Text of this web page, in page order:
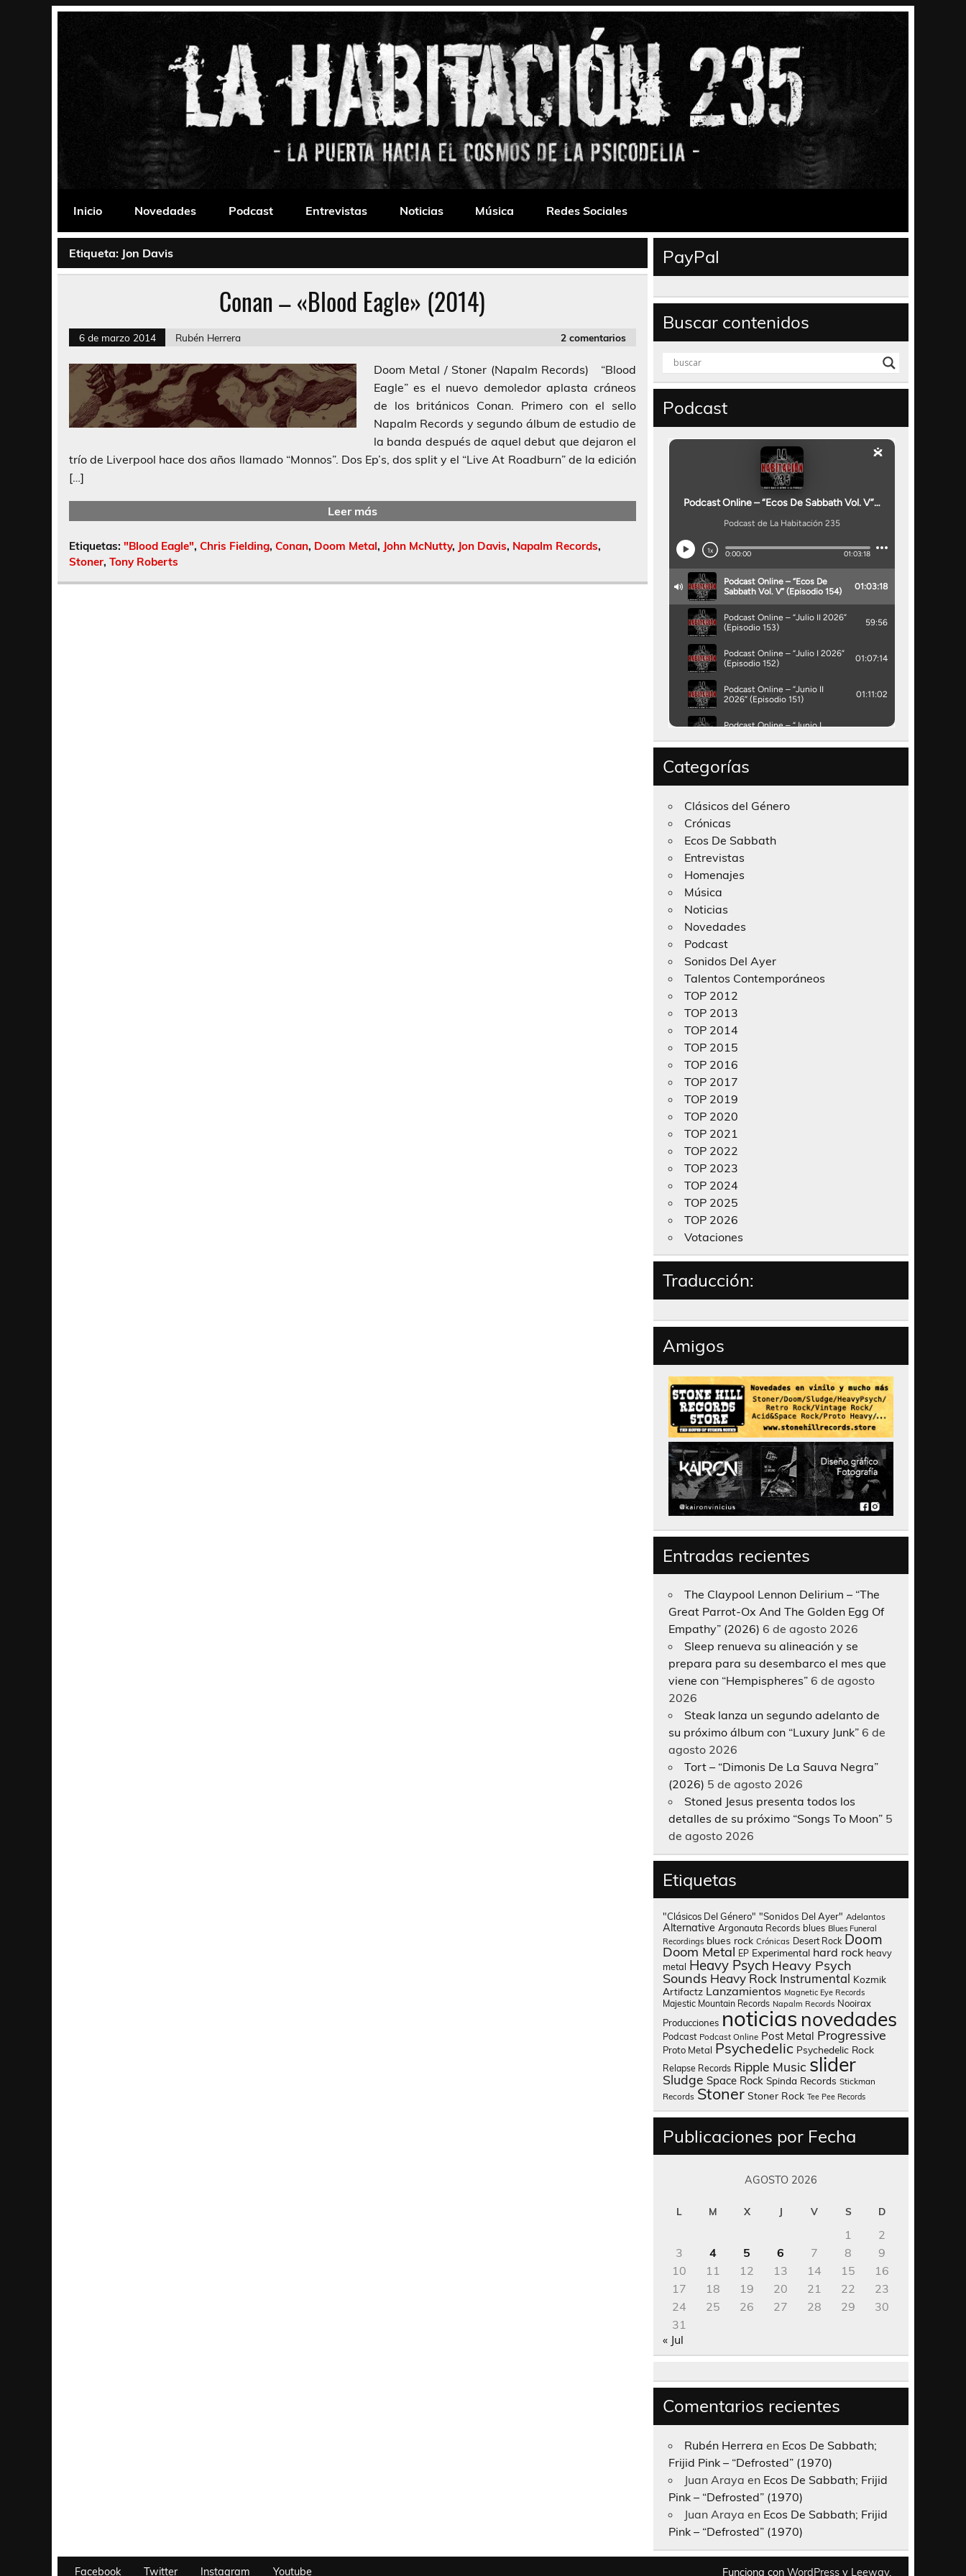
La Habitación 235
Inicio
Novedades Podcast Entrevistas Noticias Música Redes Sociales
Etiqueta: Jon Davis
Conan – «Blood Eagle» (2014)
6 de marzo 2014 Rubén Herrera 2 comentarios
Doom Metal / Stoner (Napalm Records) “Blood
Eagle” es el nuevo demoledor aplasta cráneos
de los británicos Conan. Primero con el sello
Napalm Records y segundo álbum de estudio de
la banda después de aquel debut que dejaron el
trío de Liverpool hace dos años llamado “Monnos”. Dos Ep’s, dos split y el “Live At Roadburn” de la edición
[…]
Leer más
Etiquetas: "Blood Eagle", Chris Fielding, Conan, Doom Metal, John McNutty, Jon Davis, Napalm Records,
Stoner, Tony Roberts
PayPal
Buscar contenidos
Podcast
Categorías
Clásicos del Género
Crónicas
Ecos De Sabbath
Entrevistas
Homenajes
Música
Noticias
Novedades
Podcast
Sonidos Del Ayer
Talentos Contemporáneos
TOP 2012
TOP 2013
TOP 2014
TOP 2015
TOP 2016
TOP 2017
TOP 2019
TOP 2020
TOP 2021
TOP 2022
TOP 2023
TOP 2024
TOP 2025
TOP 2026
Votaciones
Traducción:
Amigos
Entradas recientes
The Claypool Lennon Delirium – “The
Great Parrot-Ox And The Golden Egg Of
Empathy” (2026) 6 de agosto 2026
Sleep renueva su alineación y se
prepara para su desembarco el mes que
viene con “Hempispheres” 6 de agosto
2026
Steak lanza un segundo adelanto de
su próximo álbum con “Luxury Junk” 6 de
agosto 2026
Tort – “Dimonis De La Sauva Negra”
(2026) 5 de agosto 2026
Stoned Jesus presenta todos los
detalles de su próximo “Songs To Moon” 5
de agosto 2026
Etiquetas
"Clásicos Del Género" "Sonidos Del Ayer" Adelantos
Alternative Argonauta Records blues Blues Funeral
Recordings blues rock Crónicas Desert Rock Doom
Doom Metal EP Experimental hard rock heavy
metal Heavy Psych Heavy Psych
Sounds Heavy Rock Instrumental Kozmik
Artifactz Lanzamientos Magnetic Eye Records
Majestic Mountain Records Napalm Records Nooirax
Producciones noticias novedades
Podcast Podcast Online Post Metal Progressive
Proto Metal Psychedelic Psychedelic Rock
Relapse Records Ripple Music slider
Sludge Space Rock Spinda Records Stickman
Records Stoner Stoner Rock Tee Pee Records
Publicaciones por Fecha
AGOSTO 2026
L M X J V S D
1
2
3
4 5 6 7 8
9
10
11 12 13 14 15
16
17
18 19 20 21 22
23
24
25 26 27 28 29
30
31
« Jul
Comentarios recientes
Rubén Herrera en Ecos De Sabbath;
Frijid Pink – “Defrosted” (1970)
Juan Araya en Ecos De Sabbath; Frijid
Pink – “Defrosted” (1970)
Juan Araya en Ecos De Sabbath; Frijid
Pink – “Defrosted” (1970)
Facebook Twitter Instagram Youtube Funciona con WordPress y Leeway.